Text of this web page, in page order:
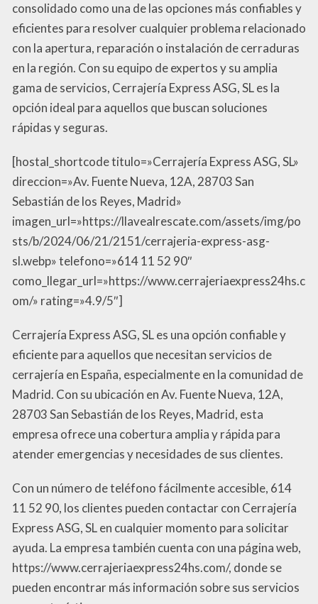
consolidado como una de las opciones más confiables y
eficientes para resolver cualquier problema relacionado
con la apertura, reparación o instalación de cerraduras
en la región. Con su equipo de expertos y su amplia
gama de servicios, Cerrajería Express ASG, SL es la
opción ideal para aquellos que buscan soluciones
rápidas y seguras.
[hostal_shortcode titulo=»Cerrajería Express ASG, SL»
direccion=»Av. Fuente Nueva, 12A, 28703 San
Sebastián de los Reyes, Madrid»
imagen_url=»https://llavealrescate.com/assets/img/po
sts/b/2024/06/21/2151/cerrajeria-express-asg-
sl.webp» telefono=»614 11 52 90″
como_llegar_url=»https://www.cerrajeriaexpress24hs.c
om/» rating=»4.9/5″]
Cerrajería Express ASG, SL es una opción confiable y
eficiente para aquellos que necesitan servicios de
cerrajería en España, especialmente en la comunidad de
Madrid. Con su ubicación en Av. Fuente Nueva, 12A,
28703 San Sebastián de los Reyes, Madrid, esta
empresa ofrece una cobertura amplia y rápida para
atender emergencias y necesidades de sus clientes.
Con un número de teléfono fácilmente accesible, 614
11 52 90, los clientes pueden contactar con Cerrajería
Express ASG, SL en cualquier momento para solicitar
ayuda. La empresa también cuenta con una página web,
https://www.cerrajeriaexpress24hs.com/, donde se
pueden encontrar más información sobre sus servicios